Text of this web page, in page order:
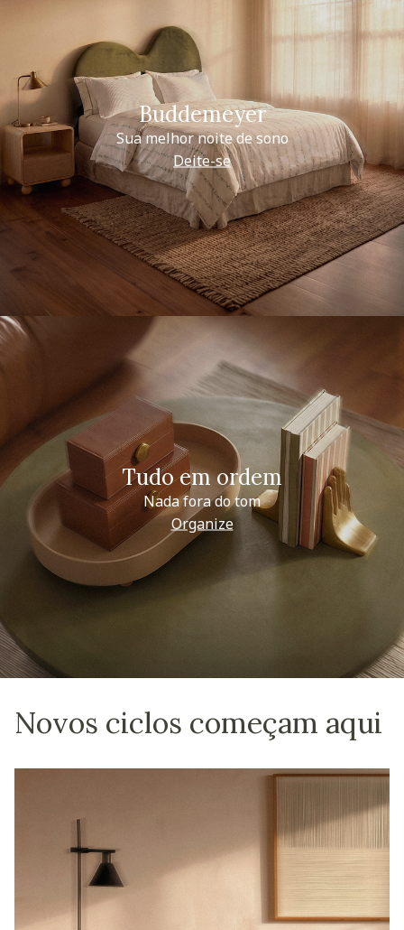
Buddemeyer
Sua melhor noite de sono
Deite-se
Tudo em ordem
Nada fora do tom
Organize
Novos ciclos começam aqui